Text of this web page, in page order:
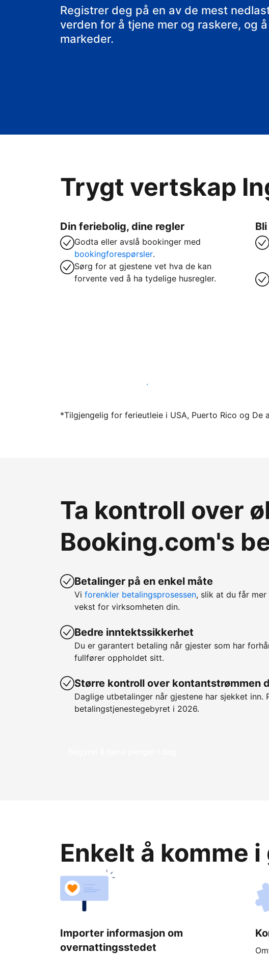
rorbua di
Registrer deg på en av de mest
verden for å tjene mer og raskere, og
markeder.
Trygt vertskap
Din feriebolig, dine regler
Godta eller avslå bookinger med
bookingforespørsler.
Sørg for at gjestene vet hva de kan
forvente ved å ha tydelige husregler.
Lei ut ferieboligen din gjennom oss i dag
*Tilgjengelig for ferieutleie i USA, Puerto Rico og De
Ta kontroll over
Booking.com's
Betalinger på en enkel måte
Vi forenkler betalingsprosessen, slik at du får
vekst for virksomheten din.
Bedre inntektssikkerhet
Du er garantert betaling når gjester som har
fullfører oppholdet sitt.
Større kontroll over kontantstrømmen
Daglige utbetalinger når gjestene har sjekket inn.
betalingstjenestegebyret i 2026.
Begynn å tjene penger i dag
Enkelt å komme
Importer informasjon om
overnattingsstedet